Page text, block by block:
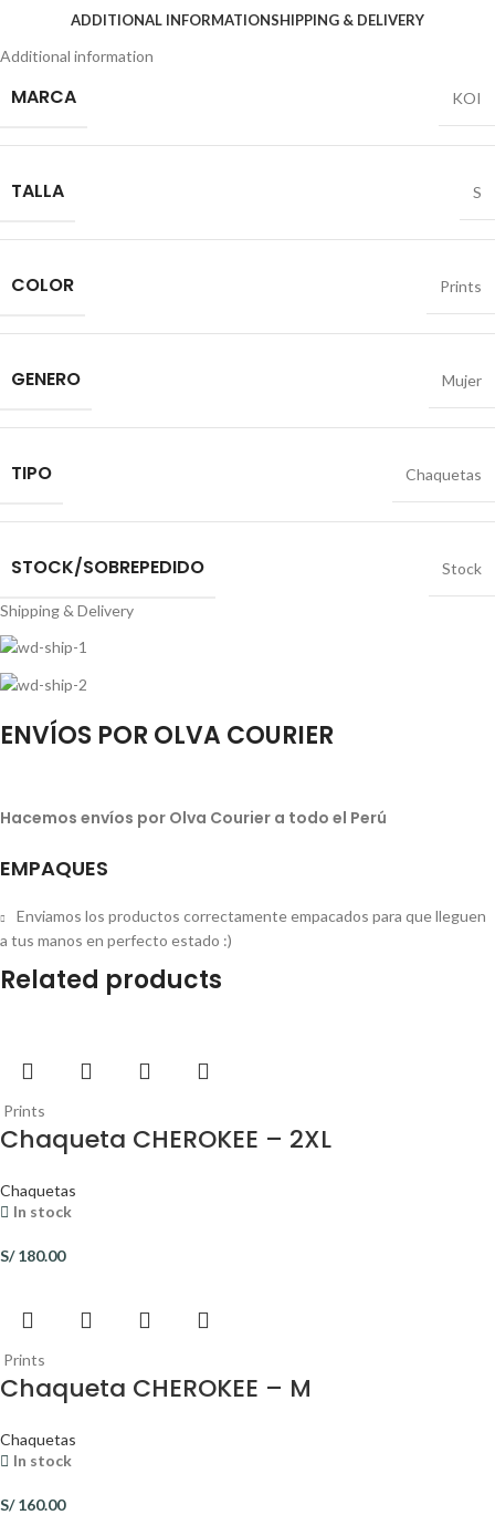
ADDITIONAL INFORMATIONSHIPPING & DELIVERY
Additional information
MARCA KOI
TALLA S
COLOR Prints
GENERO Mujer
TIPO Chaquetas
STOCK/SOBREPEDIDO Stock
Shipping & Delivery
ENVÍOS POR OLVA COURIER
Hacemos envíos por Olva Courier a todo el Perú
EMPAQUES
Enviamos los productos correctamente empacados para que lleguen
a tus manos en perfecto estado :)
Related products
Prints
Chaqueta CHEROKEE – 2XL
Chaquetas
In stock
S/180.00
Prints
Chaqueta CHEROKEE – M
Chaquetas
In stock
S/160.00